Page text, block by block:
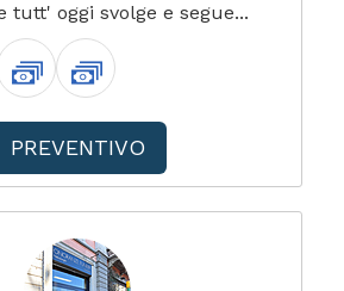
tutt' oggi svolge e segue...
PREVENTIVO